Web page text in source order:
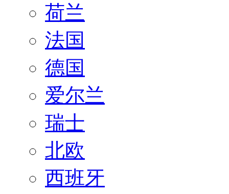
荷兰
法国
德国
爱尔兰
瑞士
北欧
西班牙